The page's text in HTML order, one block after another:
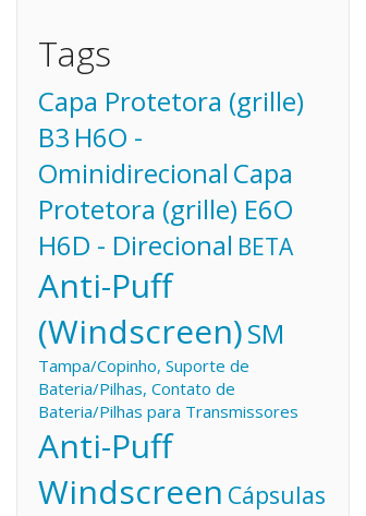
Tags
Capa Protetora (grille)
B3 H6O -
Ominidirecional Capa
Protetora (grille) E6O
H6D - Direcional BETA
Anti-Puff
(Windscreen)SM
Tampa/Copinho, Suporte de
Bateria/Pilhas, Contato de
Bateria/Pilhas para Transmissores
Anti-Puff
Windscreen Cápsulas